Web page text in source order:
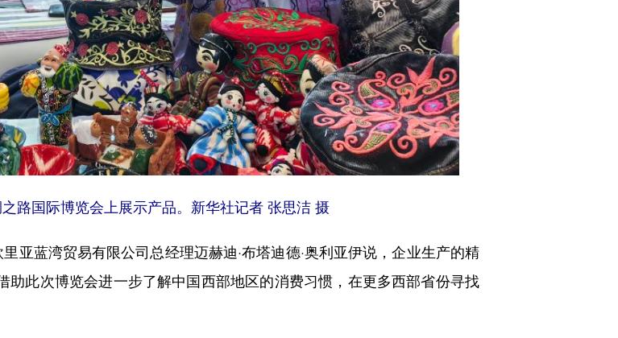
路国际博览会上展示产品。新华社记者 张思洁 摄
蓝湾贸易有限公司总经理迈赫迪·布塔迪德·奥利亚伊说，企业生产的精
此次博览会进一步了解中国西部地区的消费习惯，在更多西部省份寻找